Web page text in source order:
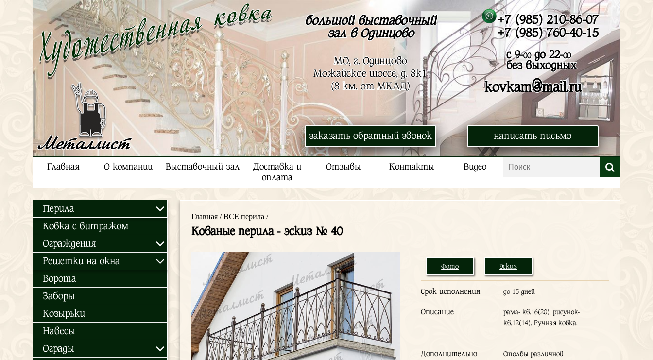
Металлист
+7 (985) 210-86-07
+7 (985) 760-40-15
с 9-00до 22-00
без выходных
kovkam@mail.ru
написать письмо
большой выставочный
зал в Одинцово
МО, г. Одинцово
Можайское шоссе, д. 8к1
(8 км. от МКАД)
заказать обратный звонок
Главная О компании Выставочный зал
Доставка и
оплата
Отзывы Контакты Видео
Перила
Ковка с витражом
Ограждения
Решетки на окна
Ворота
Заборы
Козырьки
Навесы
Ограды
Главная/ВСЕ перила /
Кованые перила - эскиз № 40
Фото Эскиз
Срок исполнения до 15 дней
Описание
рама- кв.16(20), рисунок-
кв.12(14). Ручная ковка.
Дополнительно Столбы различной